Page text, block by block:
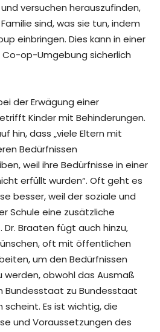
versuchen herauszufinden,
sind, was sie tun, indem
einbringen. Dies kann in einer
op-Umgebung sicherlich
der Erwägung einer
Kinder mit Behinderungen.
hin, dass „viele Eltern mit
Bedürfnissen
weil ihre Bedürfnisse in einer
erfüllt wurden“. Oft geht es
besser, weil der soziale und
Schule eine zusätzliche
Braaten fügt auch hinzu,
oft mit öffentlichen
um den Bedürfnissen
werden, obwohl das Ausmaß
Bundesstaat zu Bundesstaat
Es ist wichtig, die
und Voraussetzungen des